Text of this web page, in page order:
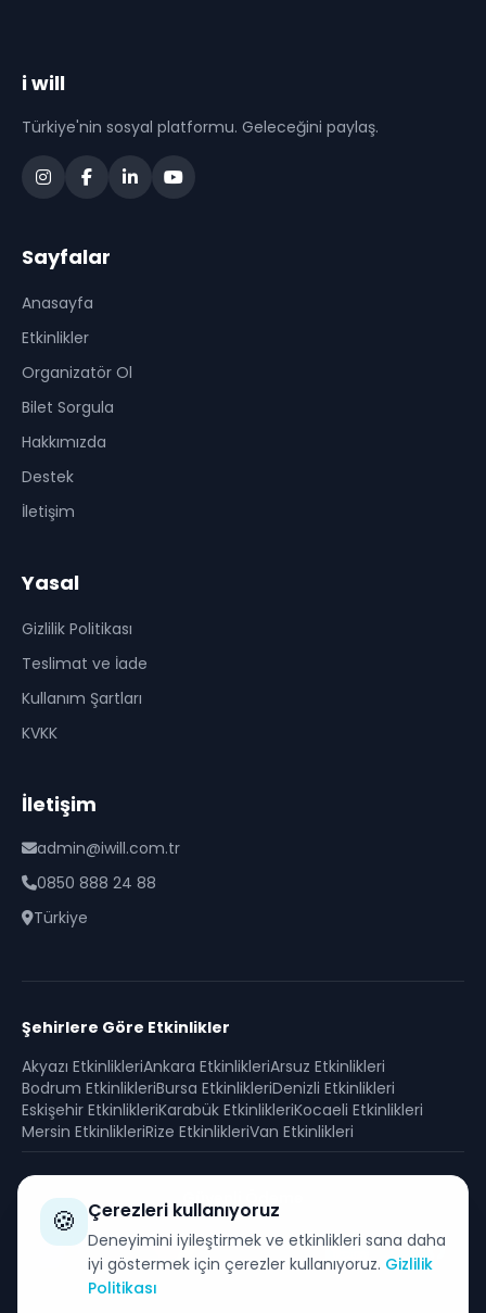
i will
Türkiye'nin sosyal platformu. Geleceğini paylaş.
Sayfalar
Anasayfa
Etkinlikler
Organizatör Ol
Bilet Sorgula
Hakkımızda
Destek
İletişim
Yasal
Gizlilik Politikası
Teslimat ve İade
Kullanım Şartları
KVKK
İletişim
admin@iwill.com.tr
0850 888 24 88
Türkiye
Şehirlere Göre Etkinlikler
Akyazı EtkinlikleriAnkara EtkinlikleriArsuz Etkinlikleri
Bodrum EtkinlikleriBursa EtkinlikleriDenizli Etkinlikleri
Eskişehir EtkinlikleriKarabük EtkinlikleriKocaeli Etkinlikleri
Mersin EtkinlikleriRize EtkinlikleriVan Etkinlikleri
Güvenli Ödeme
SSL sertifikası ile korunan güvenli alışveriş
🍪 Çerezleri kullanıyoruz
Deneyimini iyileştirmek ve etkinlikleri sana daha
iyi göstermek için çerezler kullanıyoruz. Gizlilik
Politikası